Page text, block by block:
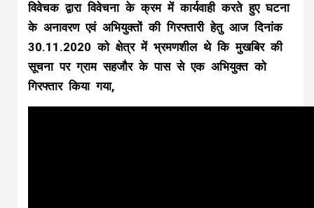
विवेचक द्वारा विवेचना के क्रम में कार्यवाही करते हुए घटना
के अनावरण एवं अभियुक्तों की गिरफ्तारी हेतु आज दिनांक
30.11.2020 को क्षेत्र में भ्रमणशील थे कि मुखबिर की
सूचना पर ग्राम सहजौर के पास से एक अभियुक्त को
गिरफ्तार किया गया,